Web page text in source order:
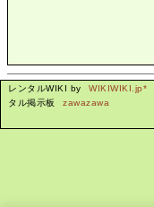
レンタルWIKI by WIKIWIKI.jp*
タル掲示板
zawazawa